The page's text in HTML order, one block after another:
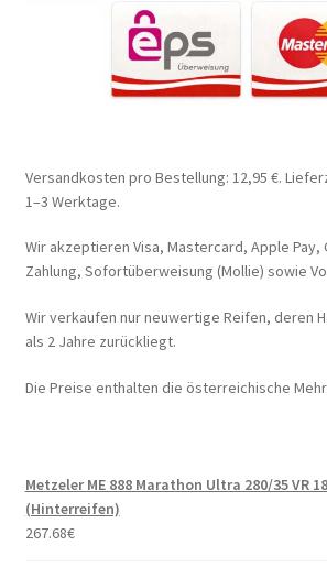
Versandkosten pro Bestellung: 12,95 €.
1–3 Werktage.
Wir akzeptieren Visa, Mastercard, Apple Pay,
Zahlung, Sofortüberweisung (Mollie) sowie
Wir verkaufen nur neuwertige Reifen, deren
als 2 Jahre zurückliegt.
Die Preise enthalten die österreichische
Metzeler ME 888 Marathon Ultra 280/35 VR
(Hinterreifen)
267.68€